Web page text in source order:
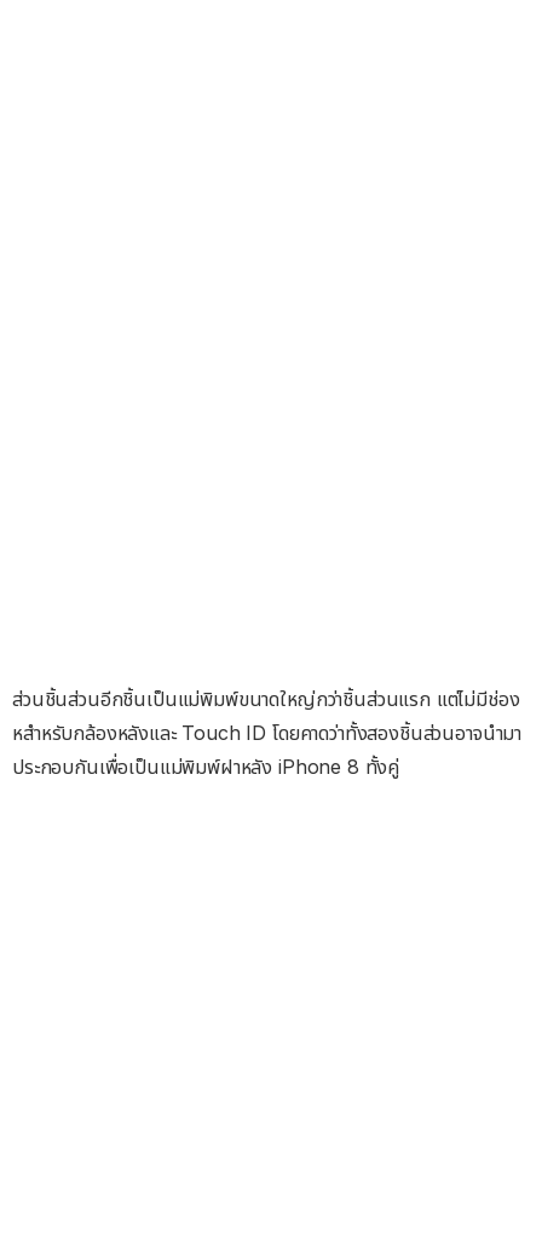
ส่วนชิ้นส่วนอีกชิ้นเป็นแม่พิมพ์ขนาดใหญ่กว่าชิ้นส่วนแรก แต่ไม่มีช่อง
หสำหรับกล้องหลังและ Touch ID โดยคาดว่าทั้งสองชิ้นส่วนอาจนำมา
ประกอบกันเพื่อเป็นแม่พิมพ์ฝาหลัง iPhone 8 ทั้งคู่